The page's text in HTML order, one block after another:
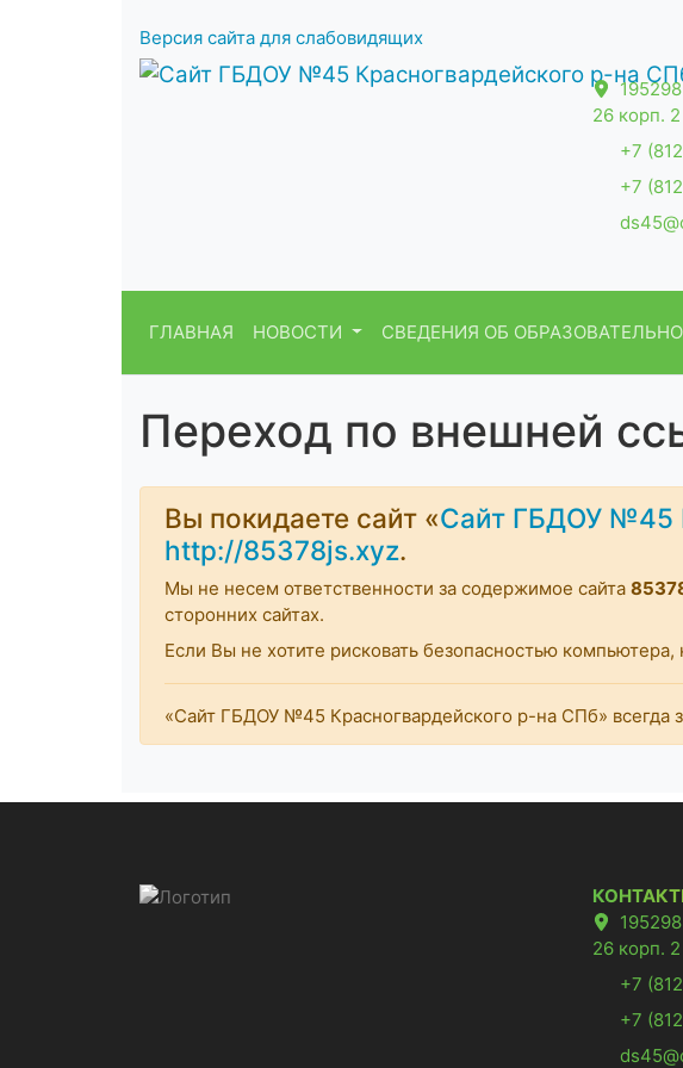
Версия сайта для слабовидящих
195298
26 корп.
+7
+7
ГЛАВНАЯ НОВОСТИ СВЕДЕНИЯ ОБ
Переход по внешней
Вы покидаете сайт «Сайт ГБДОУ №45
http://85378js.xyz.
Мы не несем ответственности за содержимое сайта
сторонних сайтах.
Если Вы не хотите рисковать безопасностью
«Сайт ГБДОУ №45 Красногвардейского р-на СПб» всегда
26 корп.
+7
+7